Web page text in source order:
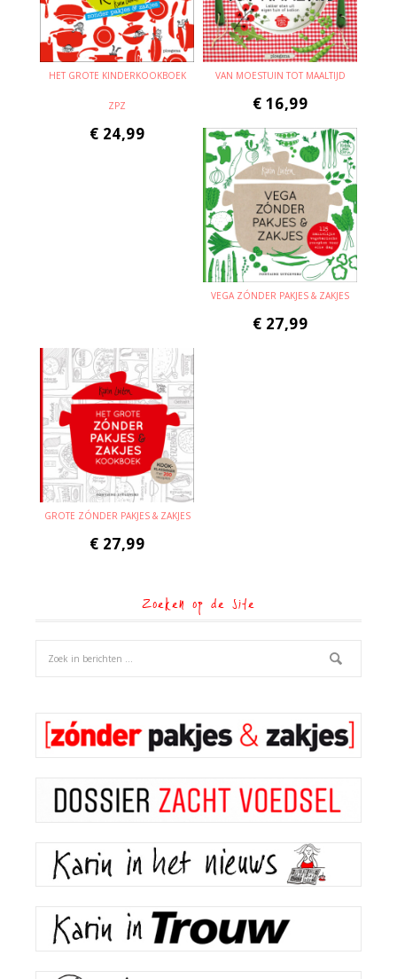
HET GROTE KINDERKOOKBOEK
ZPZ
€ 24,99
VAN MOESTUIN TOT MAALTIJD
€ 16,99
VEGA ZÓNDER PAKJES & ZAKJES
€ 27,99
GROTE ZÓNDER PAKJES & ZAKJES
€ 27,99
Zoeken op de site